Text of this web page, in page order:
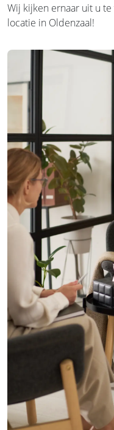
Wij kijken ernaar uit u
locatie in Oldenzaal!